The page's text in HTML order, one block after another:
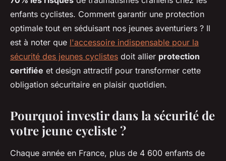
enfants cyclistes. Comment garantir une protection
optimale tout en séduisant nos jeunes aventuriers ? Il
est à noter que l'accessoire indispensable pour la
sécurité des jeunes cyclistes doit allier protection
certifiée et design attractif pour transformer cette
obligation sécuritaire en plaisir quotidien.
Pourquoi investir dans la sécurité de
votre jeune cycliste ?
Chaque année en France, plus de 4 600 enfants de